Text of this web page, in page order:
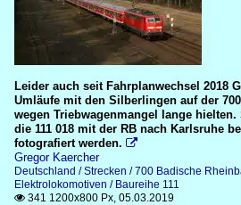
Leider auch seit Fahrplanwechsel 2018
Umläufe mit den Silberlingen auf der
wegen Triebwagenmangel lange hielten.
die 111 018 mit der RB nach Karlsruhe
fotografiert werden. 
Gregor Kaercher
Deutschland / Strecken / 700 Badische
Elektrolokomotiven / Baureihe 111
 341 1200x800 Px, 05.03.2019